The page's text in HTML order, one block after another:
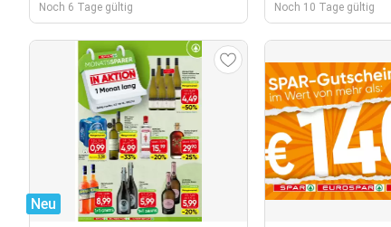
Noch 6 Tage gültig Noch 10 Tage gültig
Neu